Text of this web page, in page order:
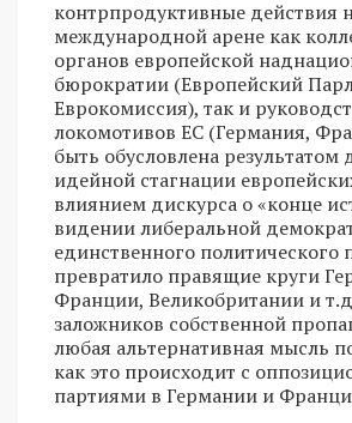
контрпродуктивные действия
международной арене как
органов европейской
бюрократии (Европейский
Еврокомиссия), так и
локомотивов ЕС (Германия,
быть обусловлена результатом
идейной стагнации
влиянием дискурса о «конце
видении либеральной
единственного политического
превратило правящие круги
Франции, Великобритании и
заложников собственной
любая альтернативная мысль
как это происходит с
партиями в Германии и